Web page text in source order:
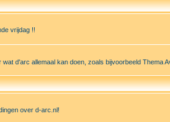
vrijdag !!
d'arc allemaal kan doen, zoals bijvoorbeeld Thema
over d-arc.nl!